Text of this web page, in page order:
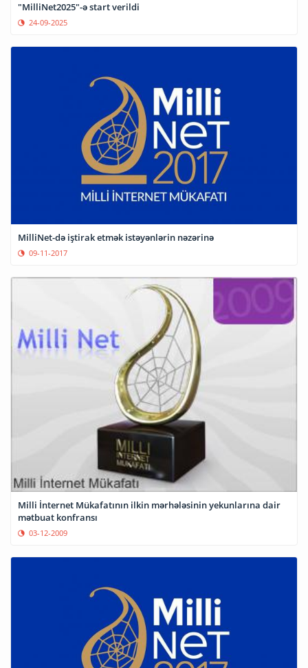
"MilliNet2025"-ə start verildi
24-09-2025
MilliNet-də iştirak etmək istəyənlərin nəzərinə
09-11-2017
Milli İnternet Mükafatının ilkin mərhələsinin yekunlarına dair
mətbuat konfransı
03-12-2009